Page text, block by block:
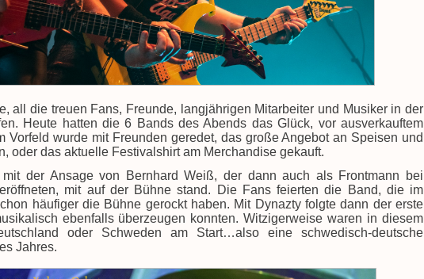
all die treuen Fans, Freunde, langjährigen Mitarbeiter und Musiker in der
Heute hatten die 6 Bands des Abends das Glück, vor ausverkauftem
Vorfeld wurde mit Freunden geredet, das große Angebot an Speisen und
oder das aktuelle Festivalshirt am Merchandise gekauft.
der Ansage von Bernhard Weiß, der dann auch als Frontmann bei
mit auf der Bühne stand. Die Fans feierten die Band, die im
häufiger die Bühne gerockt haben. Mit Dynazty folgte dann der erste
ebenfalls überzeugen konnten. Witzigerweise waren in diesem
oder Schweden am Start…also eine schwedisch-deutsche
Jahres.